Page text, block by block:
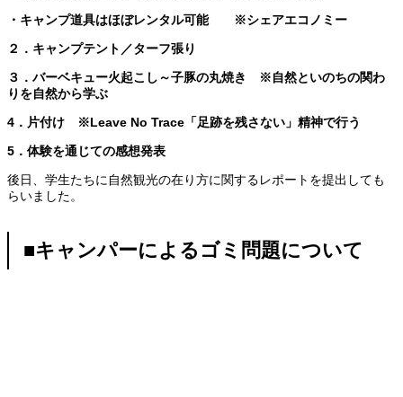
・キャンプ道具はほぼレンタル可能 ※シェアエコノミー
２．キャンプテント／ターフ張り
３．バーベキュー火起こし～子豚の丸焼き ※自然といのちの関わ
りを自然から学ぶ
4．片付け ※Leave No Trace「足跡を残さない」精神で行う
5．体験を通じての感想発表
後日、学生たちに自然観光の在り方に関するレポートを提出しても
らいました。
■キャンパーによるゴミ問題について